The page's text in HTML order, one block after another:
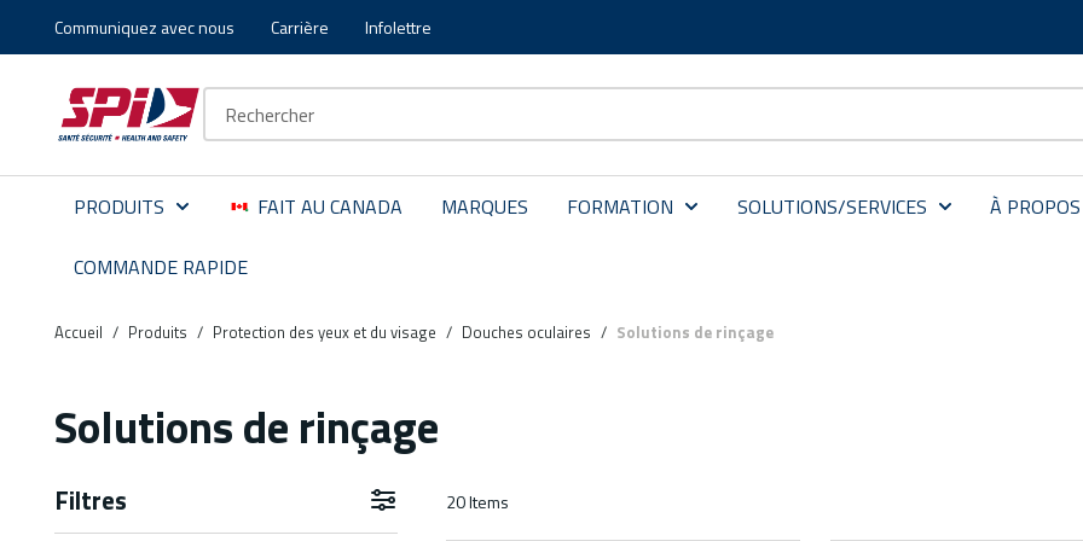
Aller au contenu principal
Skip to menu
Skip to footer
Communiquez avec nous Carrière Infolettre
PRODUITS FAIT AU CANADA MARQUES FORMATION SOLUTIONS/SERVICES À PROPOS
COMMANDE RAPIDE
Accueil / Produits / Protection des yeux et du visage / Douches oculaires / Solutions de rinçage
Solutions de rinçage
Filtres Aller aux résultats 20Items